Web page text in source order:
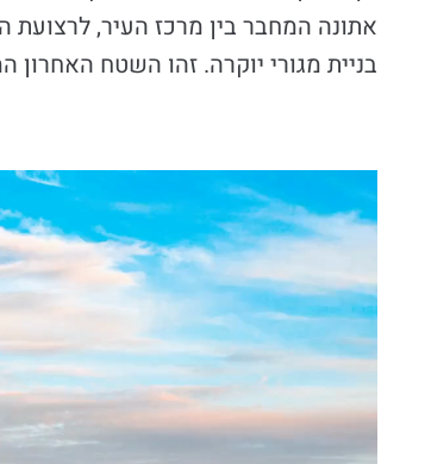
בניית מגורי יוקרה. זהו השטח האחרון
וידאו